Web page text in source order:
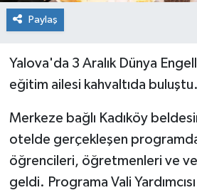
Paylaş
Yalova'da 3 Aralık Dünya
eğitim ailesi kahvaltıda buluştu.
Merkeze bağlı Kadıköy
otelde gerçekleşen
öğrencileri, öğretmenleri ve
geldi. Programa Vali